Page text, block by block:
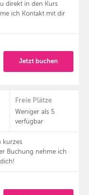
direkt in den Kurs
ich Kontakt mit dir
Jetzt buchen
kurzes
Buchung nehme ich
Freie Plätze
Weniger als 5
verfügbar